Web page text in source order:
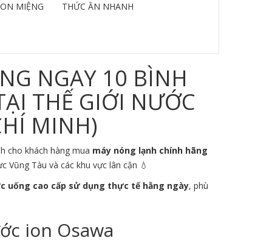
MIỆNG THỨC ĂN NHANH
NGAY 10 BÌNH
THẾ GIỚI NƯỚC
MINH)
cho khách hàng mua máy nóng lạnh chính hãng
Vũng Tàu và các khu vực lân cận 💧
uống cao cấp sử dụng thực tế hằng ngày, phù
ion Osawa